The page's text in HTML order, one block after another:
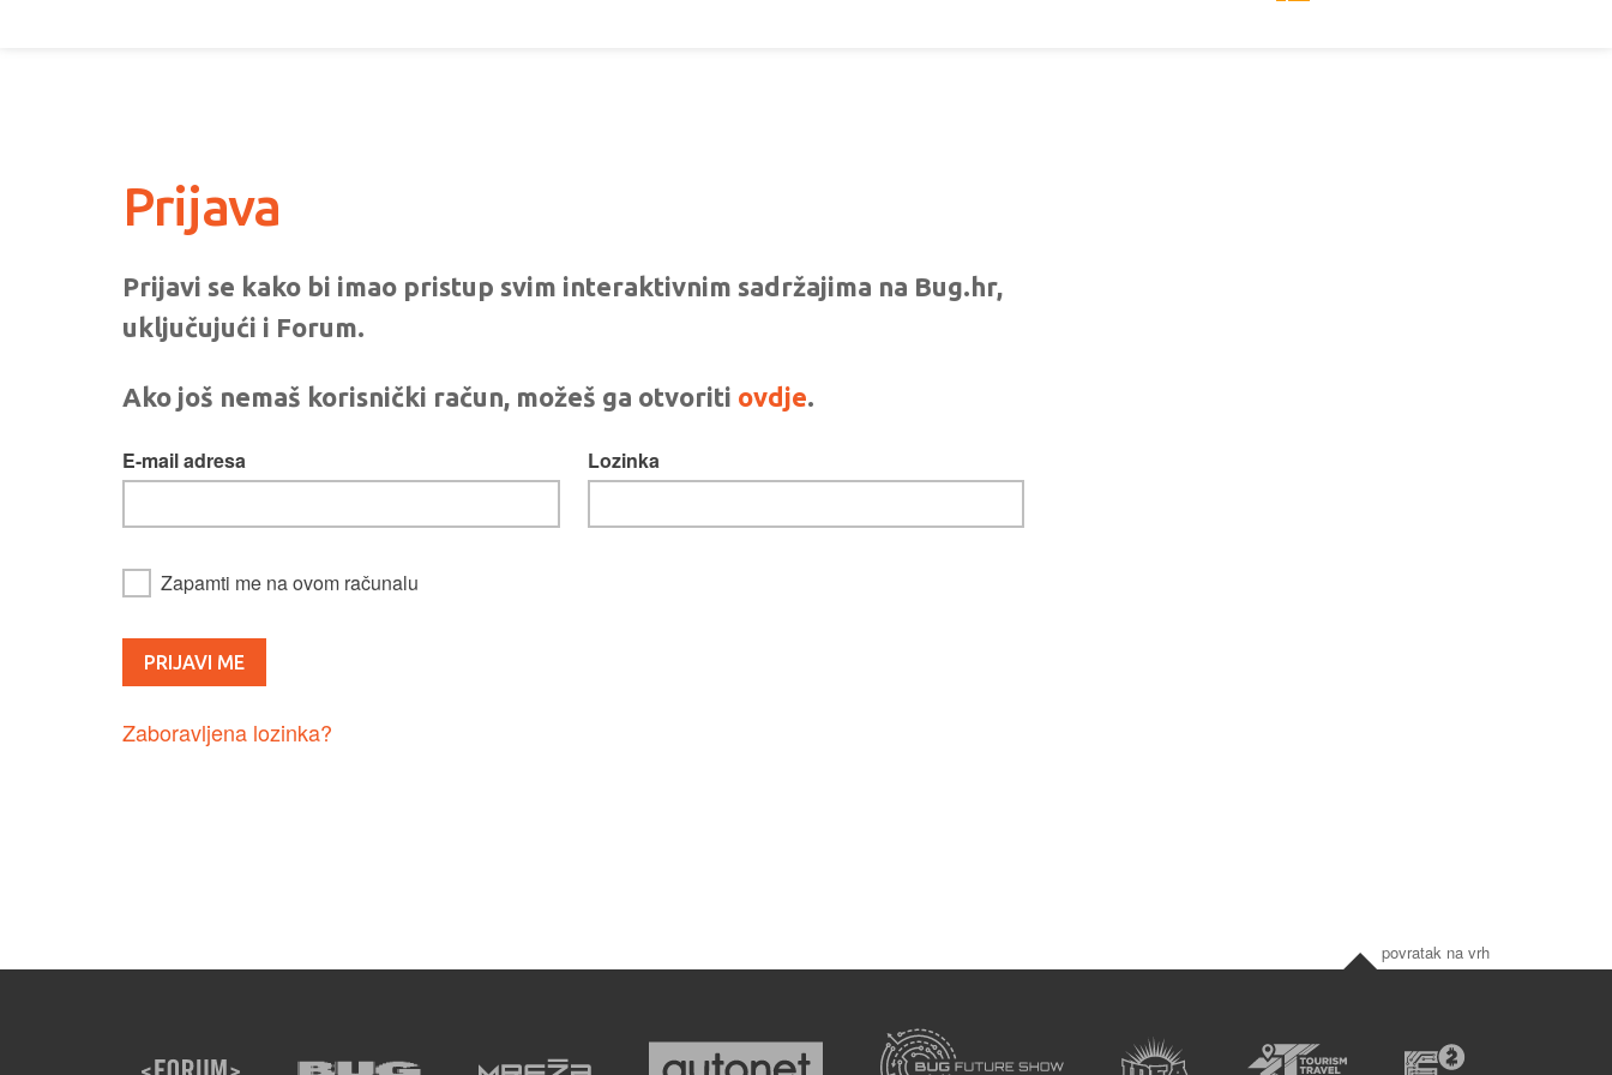
Prijava
Prijavi se kako bi imao pristup svim interaktivnim sadržajima na Bug.hr,
uključujući i Forum.
Ako još nemaš korisnički račun, možeš ga otvoriti ovdje.
E-mail adresa Lozinka
Zapamti me na ovom računalu
Zaboravljena lozinka?
povratak na vrh